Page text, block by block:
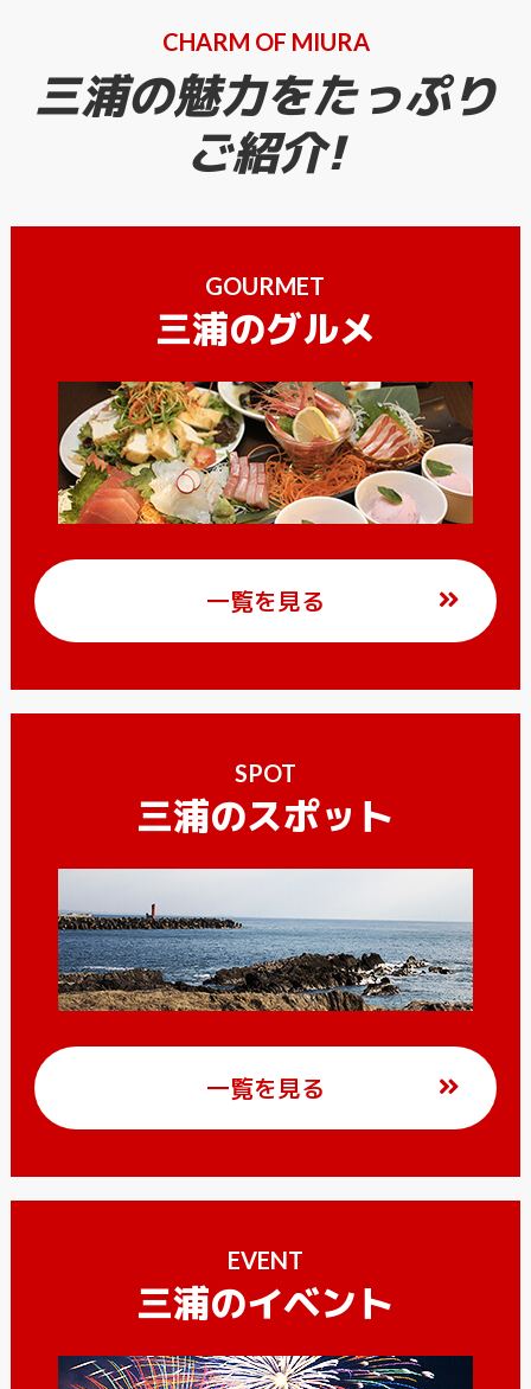
CHARM OF MIURA
三浦の魅力をたっぷり
ご紹介!
GOURMET
三浦のグルメ
一覧を見る
SPOT
三浦のスポット
一覧を見る
EVENT
三浦のイベント